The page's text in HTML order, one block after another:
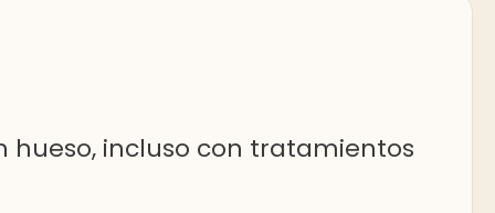
hueso, incluso con tratamientos